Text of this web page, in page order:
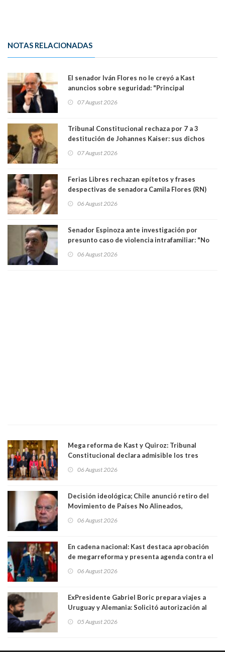
NOTAS RELACIONADAS
El senador Iván Flores no le creyó a Kast
anuncios sobre seguridad: "Principal
perseguir ruta del dinero y levantar secreto
07 August 2026
Tribunal Constitucional rechaza por 7 a 3
destitución de Johannes Kaiser: sus dichos
justicia constitucional porque no es diputado
07 August 2026
Ferias Libres rechazan epítetos y frases
despectivas de senadora Camila Flores (RN)
06 August 2026
Senador Espinoza ante investigación por
presunto caso de violencia intrafamiliar: "No
antecedentes a Tribunal Supremo
06 August 2026
Mega reforma de Kast y Quiroz: Tribunal
Constitucional declara admisible los tres
06 August 2026
Decisión ideológica; Chile anunció retiro del
Movimiento de Países No Alineados,
1971. Excanciller Insulza lamentó decisión
06 August 2026
En cadena nacional: Kast destaca aprobación
de megarreforma y presenta agenda contra el
06 August 2026
ExPresidente Gabriel Boric prepara viajes a
Uruguay y Alemania: Solicitó autorización al
05 August 2026